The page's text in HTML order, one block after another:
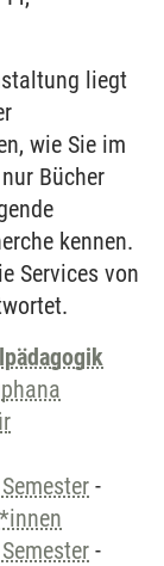
liegt
wie Sie im
Bücher
kennen.
Services von
-
-